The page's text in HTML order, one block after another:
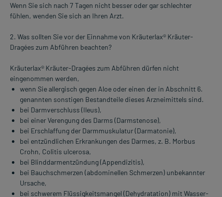
Wenn Sie sich nach 7 Tagen nicht besser oder gar schlechter
fühlen, wenden Sie sich an Ihren Arzt.
2. Was sollten Sie vor der Einnahme von Kräuterlax® Kräuter-
Dragées zum Abführen beachten?
Kräuterlax® Kräuter-Dragées zum Abführen dürfen nicht
eingenommen werden,
wenn Sie allergisch gegen Aloe oder einen der in Abschnitt 6.
genannten sonstigen Bestandteile dieses Arzneimittels sind.
bei Darmverschluss (Ileus),
bei einer Verengung des Darms (Darmstenose),
bei Erschlaffung der Darmmuskulatur (Darmatonie),
bei entzündlichen Erkrankungen des Darmes, z. B. Morbus
Crohn, Colitis ulcerosa,
bei Blinddarmentzündung (Appendizitis),
bei Bauchschmerzen (abdominellen Schmerzen) unbekannter
Ursache,
bei schwerem Flüssigkeitsmangel (Dehydratation) mit Wasser-